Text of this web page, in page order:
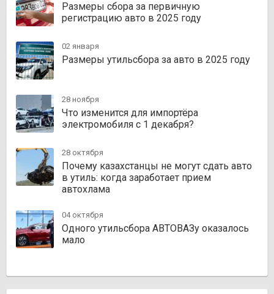
Размеры сбора за первичную
регистрацию авто в 2025 году
02 января
Размеры утильсбора за авто в 2025 году
28 ноября
Что изменится для импортёра
электромобиля с 1 декабря?
28 октября
Почему казахстанцы не могут сдать авто
в утиль: когда заработает прием
автохлама
04 октября
Одного утильсбора АВТОВАЗу оказалось
мало